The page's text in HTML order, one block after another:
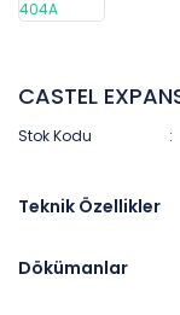
CASTEL
Stok Kodu
Teknik Özellikler
Dökümanlar